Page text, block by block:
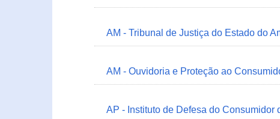
AM - Tribunal de Justiça do Estado do
AM - Ouvidoria e Proteção ao
AP - Instituto de Defesa do Consumidor